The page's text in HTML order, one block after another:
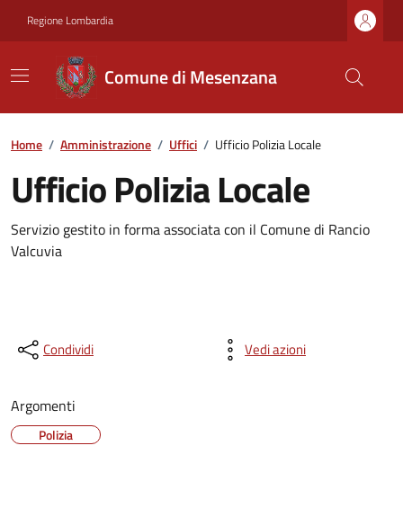
Regione Lombardia
Comune di Mesenzana
Home / Amministrazione / Uffici / Ufficio Polizia Locale
Ufficio Polizia Locale
Servizio gestito in forma associata con il Comune di Rancio
Valcuvia
Condividi Vedi azioni
Argomenti
Polizia